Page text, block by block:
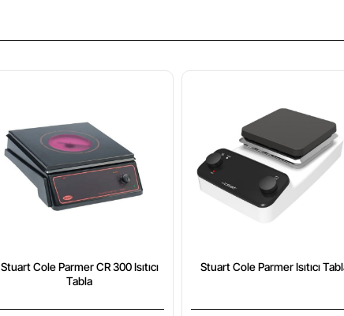
Stuart Cole Parmer CR 300 Isıtıcı
Tabla
Stuart Cole Parmer Isıtıcı